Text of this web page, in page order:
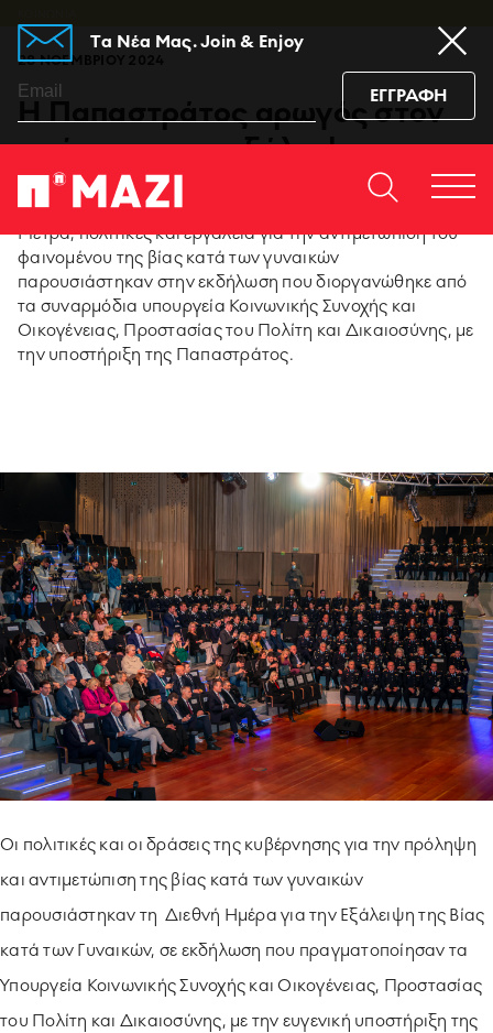
Tα Νέα Μας. Join & Enjoy
ΕΓΓΡΑΦΗ
Home
95 ΧΡΟΝΙΑ ΠΑΠΑΣΤΡΑΤΟΣ
PMI SCIENCE
ΚΑΙΝΟΤΟΜΙΑ ΠΡΟΪΟΝΤΩΝ
ΥΠΟΔΕΙΓΜΑΤΙΚΗ ΛΕΙΤΟΥΡΓΙΑ
ΕΡΓΑZOMΕΝΟΙ & ΣΥΝΕΡΓΑΤΕΣ
ΠΕΡΙΒΑΛΛΟΝ
ΚΟΙΝΩΝΙA
ΕΠΙΚΟΙΝΩΝΙΆ
sub_confirmation=1
28 ΝΟΕΜΒΡΙΟΥ 2024
Η Παπαστράτος αρωγός στον
αγώνα για την εξάλειψη της
βίας κατά των γυναικών
Μέτρα, πολιτικές και εργαλεία για την αντιμετώπιση του
φαινομένου της βίας κατά των γυναικών
παρουσιάστηκαν στην εκδήλωση που διοργανώθηκε από
τα συναρμόδια υπουργεία Κοινωνικής Συνοχής και
Οικογένειας, Προστασίας του Πολίτη και Δικαιοσύνης, με
την υποστήριξη της Παπαστράτος.
Οι πολιτικές και οι δράσεις της κυβέρνησης για την πρόληψη
και αντιμετώπιση της βίας κατά των γυναικών
παρουσιάστηκαν τη Διεθνή Ημέρα για την Εξάλειψη της Βίας
κατά των Γυναικών, σε εκδήλωση που πραγματοποίησαν τα
Υπουργεία Κοινωνικής Συνοχής και Οικογένειας, Προστασίας
του Πολίτη και Δικαιοσύνης, με την ευγενική υποστήριξη της